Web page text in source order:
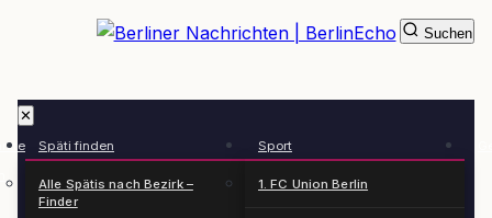
✕
Späti finden
Alle Spätis nach Bezirk –
Finder
Sport
1. FC Union Berlin
Suchen